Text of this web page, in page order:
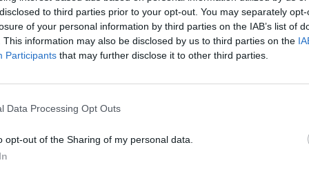
to third parties prior to your opt-out. You may separately
of your personal information by third parties on the IAB’s list of
This information may also be disclosed by us to third parties on the
Participants that may further disclose it to other third parties.
Data Processing Opt Outs
opt-out of the Sharing of my personal data.
χώρισε, έπειτα από 10 χρόνια
τα χρόνια, το ζευγάρι,
με τις πληροφορίες τις